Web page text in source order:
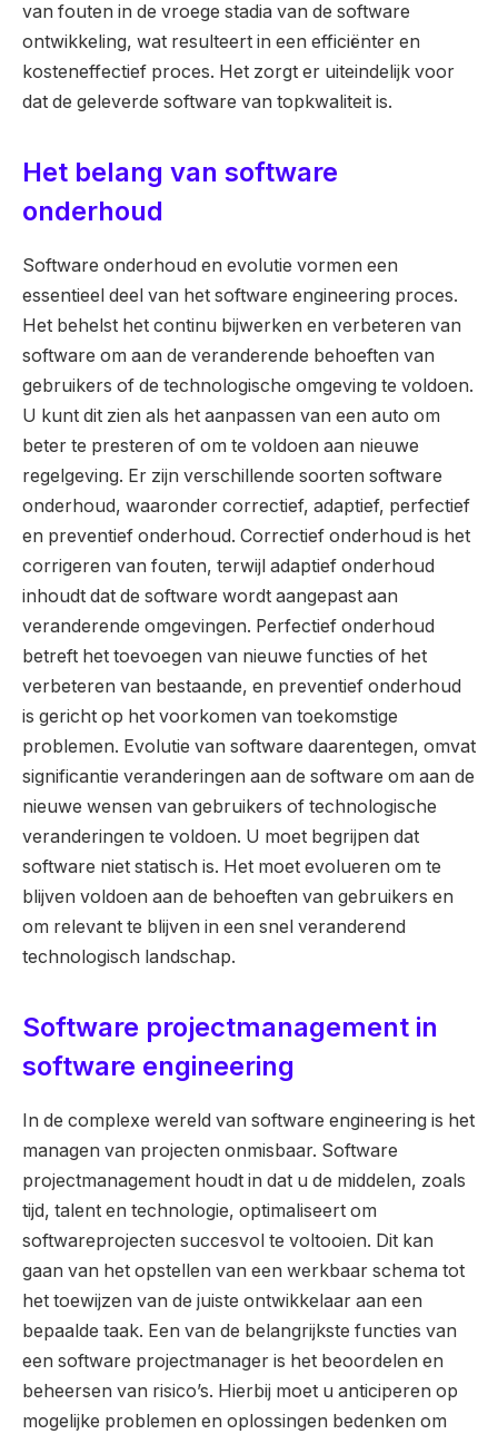
van fouten in de vroege stadia van de software
ontwikkeling, wat resulteert in een efficiënter en
kosteneffectief proces. Het zorgt er uiteindelijk voor
dat de geleverde software van topkwaliteit is.
Het belang van software
onderhoud
Software onderhoud en evolutie vormen een
essentieel deel van het software engineering proces.
Het behelst het continu bijwerken en verbeteren van
software om aan de veranderende behoeften van
gebruikers of de technologische omgeving te voldoen.
U kunt dit zien als het aanpassen van een auto om
beter te presteren of om te voldoen aan nieuwe
regelgeving. Er zijn verschillende soorten software
onderhoud, waaronder correctief, adaptief, perfectief
en preventief onderhoud. Correctief onderhoud is het
corrigeren van fouten, terwijl adaptief onderhoud
inhoudt dat de software wordt aangepast aan
veranderende omgevingen. Perfectief onderhoud
betreft het toevoegen van nieuwe functies of het
verbeteren van bestaande, en preventief onderhoud
is gericht op het voorkomen van toekomstige
problemen. Evolutie van software daarentegen, omvat
significantie veranderingen aan de software om aan de
nieuwe wensen van gebruikers of technologische
veranderingen te voldoen. U moet begrijpen dat
software niet statisch is. Het moet evolueren om te
blijven voldoen aan de behoeften van gebruikers en
om relevant te blijven in een snel veranderend
technologisch landschap.
Software projectmanagement in
software engineering
In de complexe wereld van software engineering is het
managen van projecten onmisbaar. Software
projectmanagement houdt in dat u de middelen, zoals
tijd, talent en technologie, optimaliseert om
softwareprojecten succesvol te voltooien. Dit kan
gaan van het opstellen van een werkbaar schema tot
het toewijzen van de juiste ontwikkelaar aan een
bepaalde taak. Een van de belangrijkste functies van
een software projectmanager is het beoordelen en
beheersen van risico’s. Hierbij moet u anticiperen op
mogelijke problemen en oplossingen bedenken om